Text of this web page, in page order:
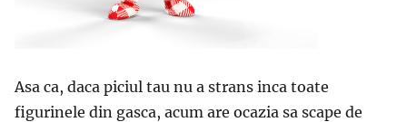
Asa ca, daca piciul tau nu a strans inca toate
figurinele din gasca, acum are ocazia sa scape de